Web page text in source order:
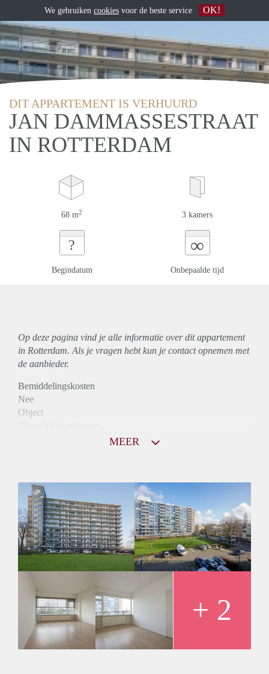
DIT APPARTEMENT IS VERHUURD
JAN DAMMASSESTRAAT
IN ROTTERDAM
68 m2 3 kamers
?
Begindatum
∞
Onbepaalde tijd
Op deze pagina vind je alle informatie over ditappartement
in Rotterdam. Als je vragen hebt kun je contact opnemen met
de aanbieder.
Bemiddelingskosten
Nee
Object
Huurtoeslag
Mogelijk
Inkomen eis
N.V.T.
Huurtermijn
Onbepaalde termijn
Oplevering
MEER
+ 2
We gebruiken cookies voor de beste service OK!